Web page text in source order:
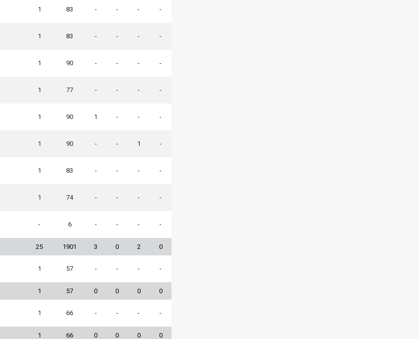
1 83 - - - -
1 83 - - - -
1 90 - - - -
1 77 - - - -
1 90 1 - - -
1 90 - - 1 -
1 83 - - - -
1 74 - - - -
- 6 - - - -
25 1901 3 0 2 0
1 57 - - - -
1 57 0 0 0 0
1 66 - - - -
1 66 0 0 0 0